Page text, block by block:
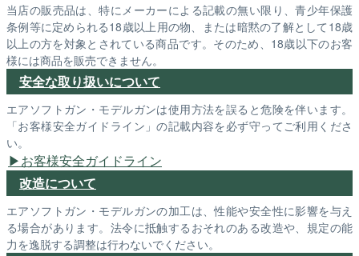
当店の販売品は、特にメーカーによる記載の無い限り、青少年保護
条例等に定められる18歳以上用の物、または暗黙の了解として18歳
以上の方を対象とされている商品です。そのため、18歳以下のお客
様には商品を販売できません。
安全な取り扱いについて
エアソフトガン・モデルガンは使用方法を誤ると危険を伴います。
「お客様安全ガイドライン」の記載内容を必ず守ってご利用くださ
い。
お客様安全ガイドライン
改造について
エアソフトガン・モデルガンの加工は、性能や安全性に影響を与え
る場合があります。法令に抵触するおそれのある改造や、規定の能
力を逸脱する調整は行わないでください。